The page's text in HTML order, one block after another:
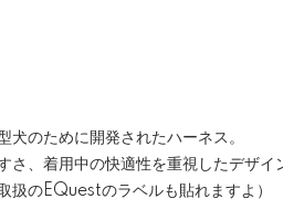
犬のために開発されたハーネス。
さ、着用中の快適性を重視したデザ
扱のEQuestのラベルも貼れますよ）